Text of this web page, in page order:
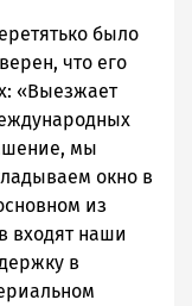
было
что его
«Выезжает
мы
окно в
из
входят наши
в